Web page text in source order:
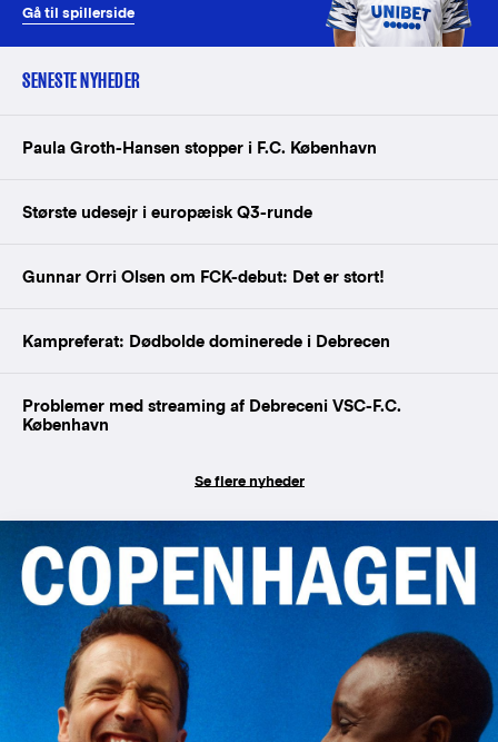
Gå til spillerside
SENESTE NYHEDER
Paula Groth-Hansen stopper i F.C. København
Største udesejr i europæisk Q3-runde
Gunnar Orri Olsen om FCK-debut: Det er stort!
Kampreferat: Dødbolde dominerede i Debrecen
Problemer med streaming af Debreceni VSC-F.C.
København
Se flere nyheder